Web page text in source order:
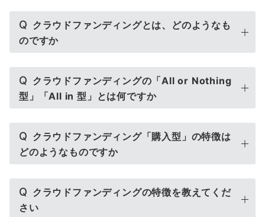
Q クラウドファンディングとは、どのようなも
のですか
Q クラウドファンディングの「All or Nothing
型」「All in 型」とは何ですか
Q クラウドファンディング「購入型」の特徴は
どのようなものですか
Q クラウドファンディングの特徴を教えてくだ
さい